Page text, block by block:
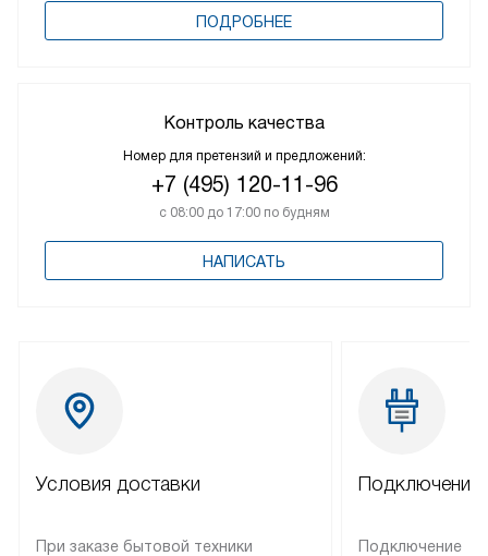
ПОДРОБНЕЕ
Контроль качества
Номер для претензий и предложений:
+7 (495) 120-11-96
с 08:00 до 17:00 по будням
НАПИСАТЬ
Условия доставки
При заказе бытовой техники
Подключение
Подключение